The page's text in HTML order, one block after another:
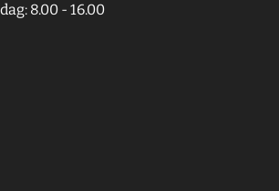
8.00 - 16.00